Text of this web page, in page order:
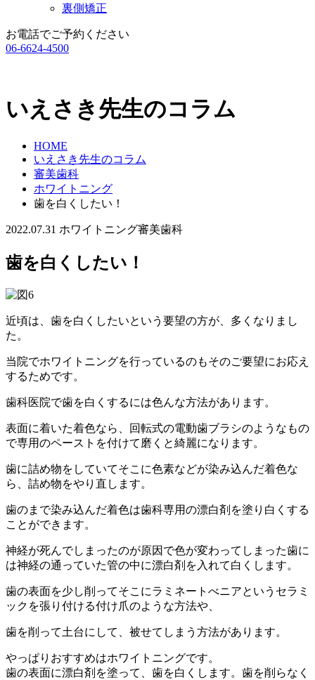
裏側矯正
お電話でご予約ください
06-6624-4500
いえさき先生のコラム
HOME
いえさき先生のコラム
審美歯科
ホワイトニング
歯を白くしたい！
2022.07.31 ホワイトニング審美歯科
歯を白くしたい！
近頃は、歯を白くしたいという要望の方が、多くなりまし
た。
当院でホワイトニングを行っているのもそのご要望にお応え
するためです。
歯科医院で歯を白くするには色んな方法があります。
表面に着いた着色なら、回転式の電動歯ブラシのようなもの
で専用のペーストを付けて磨くと綺麗になります。
歯に詰め物をしていてそこに色素などが染み込んだ着色な
ら、詰め物をやり直します。
歯のまで染み込んだ着色は歯科専用の漂白剤を塗り白くする
ことができます。
神経が死んでしまったのが原因で色が変わってしまった歯に
は神経の通っていた管の中に漂白剤を入れて白くします。
歯の表面を少し削ってそこにラミネートべニアというセラミ
ックを張り付ける付け爪のような方法や、
歯を削って土台にして、被せてしまう方法があります。
やっぱりおすすめはホワイトニングです。
歯の表面に漂白剤を塗って、歯を白くします。歯を削らなく